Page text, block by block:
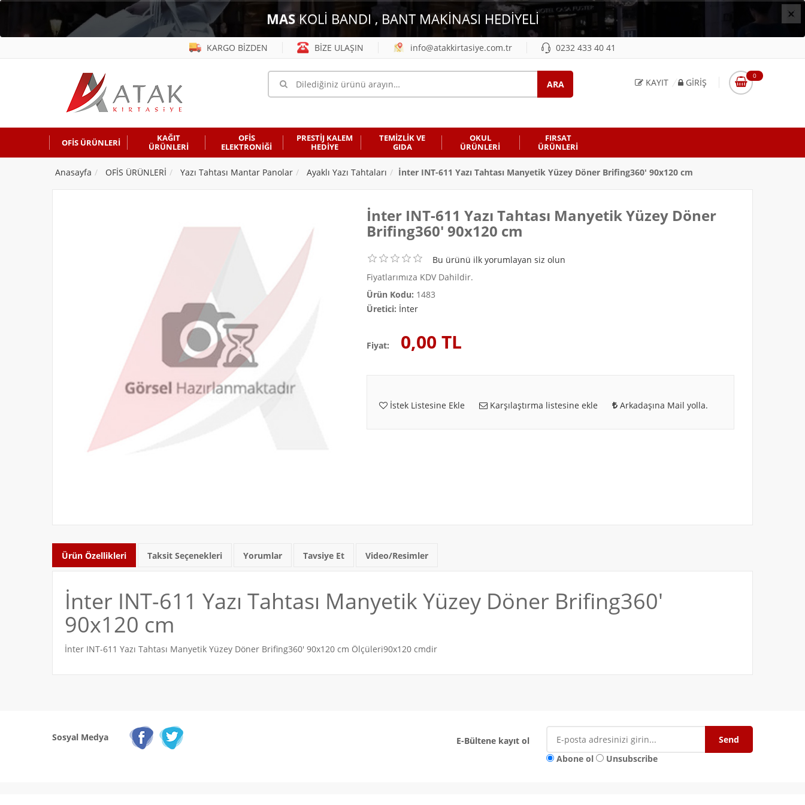
×
MASKOLİ BANDI , BANT MAKİNASI HEDİYELİ
KARGO BİZDEN BİZE ULAŞIN info@atakkirtasiye.com.tr 0232 433 40 41
KAYIT GIRIŞ
0
OFİS ÜRÜNLERİ
KAĞIT
ÜRÜNLERİ
OFİS
ELEKTRONİĞİ
PRESTİJ KALEM
HEDİYE
TEMİZLİK VE
GIDA
OKUL
ÜRÜNLERİ
FIRSAT
ÜRÜNLERI
Anasayfa OFİS ÜRÜNLERİ Yazı Tahtası Mantar Panolar Ayaklı Yazı Tahtaları İnter INT-611 Yazı Tahtası Manyetik Yüzey Döner Brifing360' 90x120 cm
İnter INT-611 Yazı Tahtası Manyetik Yüzey Döner
Brifing360' 90x120 cm
Bu ürünü ilk yorumlayan siz olun
Fiyatlarımıza KDV Dahildir.
Ürün Kodu: 1483
Üretici: İnter
Fiyat: 0,00 TL
İstek Listesine Ekle Karşılaştırma listesine ekle Arkadaşına Mail yolla.
Ürün Özellikleri Taksit Seçenekleri Yorumlar Tavsiye Et Video/Resimler
İnter INT-611 Yazı Tahtası Manyetik Yüzey Döner Brifing360'
90x120 cm
İnter INT-611 Yazı Tahtası Manyetik Yüzey Döner Brifing360' 90x120 cm Ölçüleri90x120 cmdir
Sosyal Medya
E-Bültene kayıt ol
Abone ol
Unsubscribe